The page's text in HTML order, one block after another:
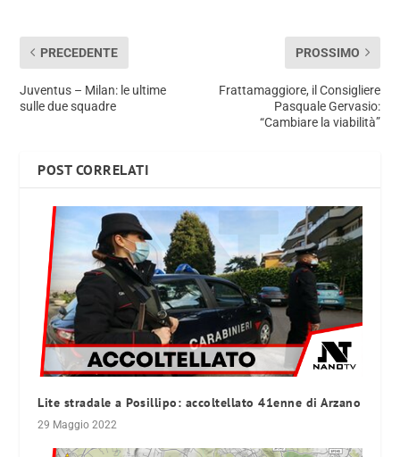
PRECEDENTE
Juventus – Milan: le ultime
sulle due squadre
PROSSIMO
Frattamaggiore, il Consigliere
Pasquale Gervasio:
“Cambiare la viabilità”
POST CORRELATI
Lite stradale a Posillipo: accoltellato 41enne di Arzano
29 Maggio 2022